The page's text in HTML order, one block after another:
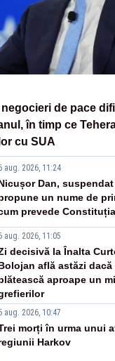
de pace
în timp ce
cu SUA
aug. 2026, 11:24
Dan,
un nume de
prevede
aug. 2026, 11:05
decisivă la Înalta
află astăzi
aproape un
aug. 2026, 10:47
morți în urma unui
Harkov